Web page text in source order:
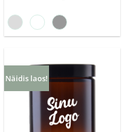
Näidis laos!